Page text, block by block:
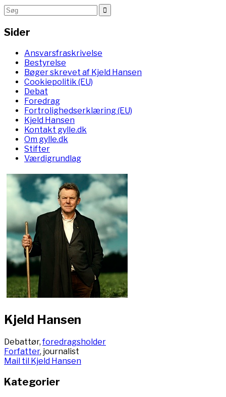
Sider
Ansvarsfraskrivelse
Bestyrelse
Bøger skrevet af Kjeld Hansen
Cookiepolitik (EU)
Debat
Foredrag
Fortrolighedserklæring (EU)
Kjeld Hansen
Kontakt gylle.dk
Om gylle.dk
Stifter
Værdigrundlag
Kjeld Hansen
Debattør,foredragsholder
Forfatter, journalist
Mail til Kjeld Hansen
Kategorier